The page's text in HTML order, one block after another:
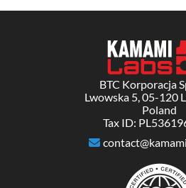
BTC Korporacja
Lwowska 5, 05-120
Poland
Tax ID: